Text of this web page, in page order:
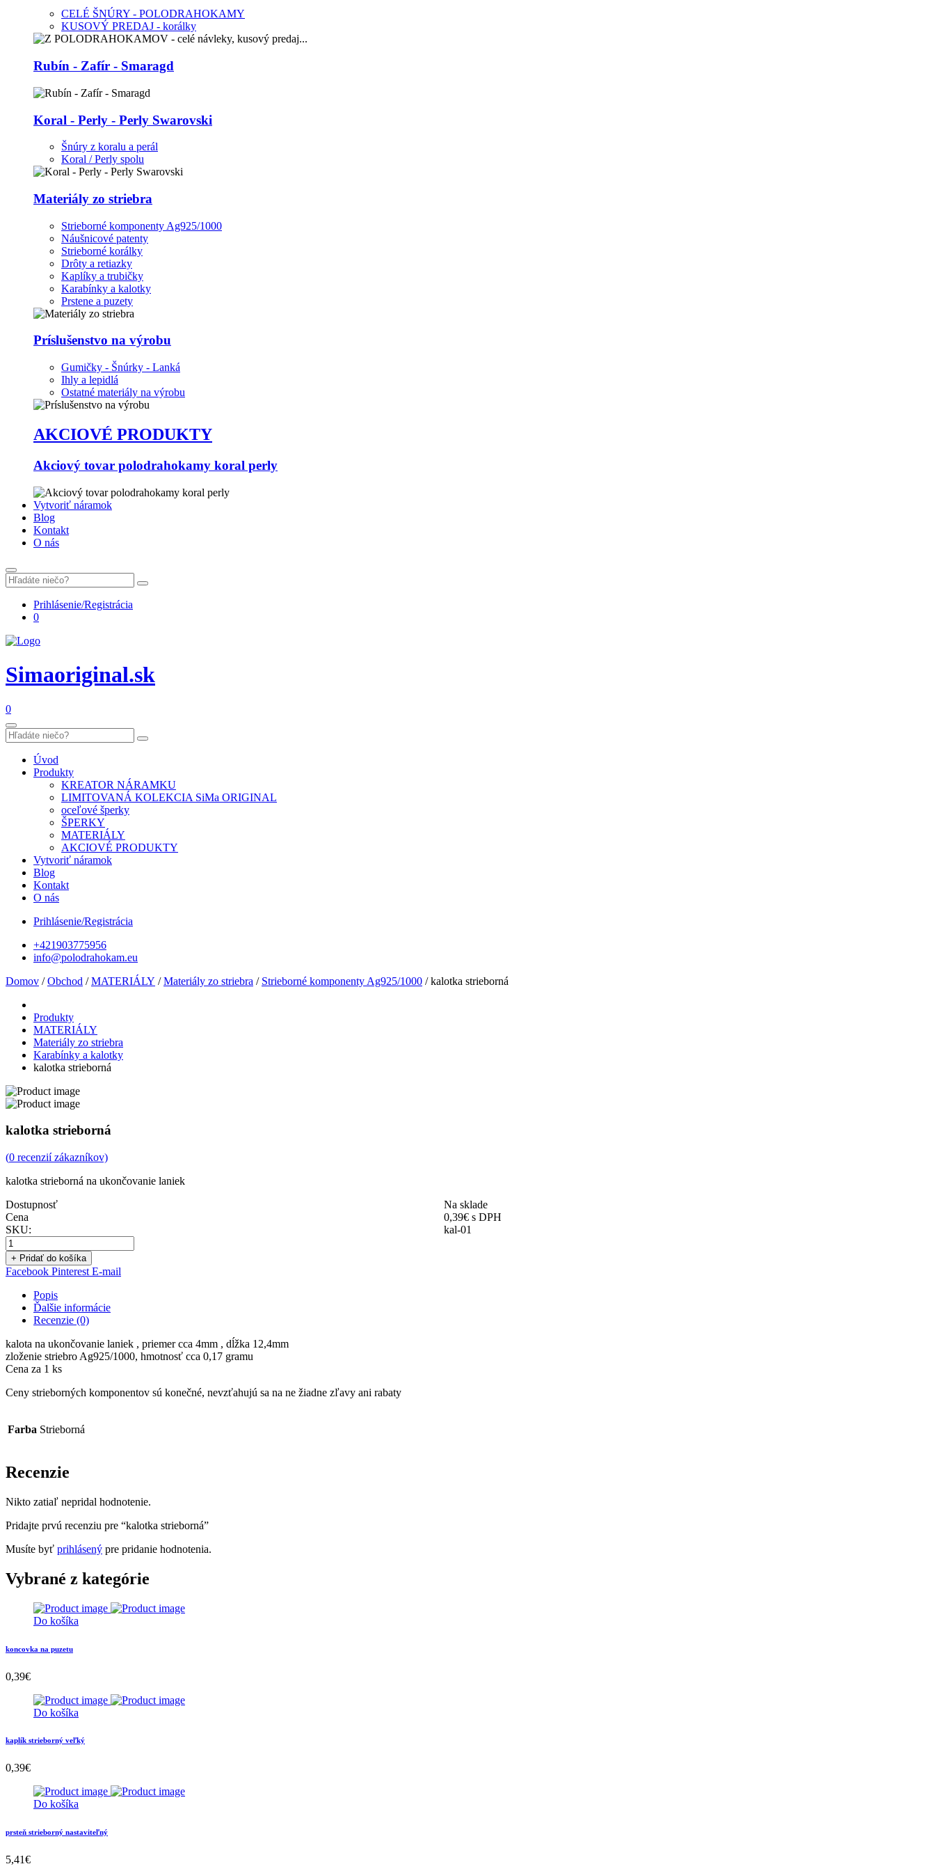
CELÉ ŠNÚRY - POLODRAHOKAMY
KUSOVÝ PREDAJ - korálky
Rubín - Zafír - Smaragd
Koral - Perly - Perly Swarovski
Šnúry z koralu a perál
Koral / Perly spolu
Materiály zo striebra
Strieborné komponenty Ag925/1000
Náušnicové patenty
Strieborné korálky
Drôty a retiazky
Kaplíky a trubičky
Karabínky a kalotky
Prstene a puzety
Príslušenstvo na výrobu
Gumičky - Šnúrky - Lanká
Ihly a lepidlá
Ostatné materiály na výrobu
AKCIOVÉ PRODUKTY
Akciový tovar polodrahokamy koral perly
Vytvoriť náramok
Blog
Kontakt
O nás
Prihlásenie/Registrácia
0
Simaoriginal.sk
0
Úvod
Produkty
KREATOR NÁRAMKU
LIMITOVANÁ KOLEKCIA SiMa ORIGINAL
oceľové šperky
ŠPERKY
MATERIÁLY
AKCIOVÉ PRODUKTY
Vytvoriť náramok
Blog
Kontakt
O nás
Prihlásenie/Registrácia
+421903775956
info@polodrahokam.eu
Domov /Obchod /MATERIÁLY /Materiály zo striebra / Strieborné komponenty Ag925/1000 / kalotka strieborná
Produkty
MATERIÁLY
Materiály zo striebra
Karabínky a kalotky
kalotka strieborná
kalotka strieborná
(0 recenzií zákazníkov)
kalotka strieborná na ukončovanie laniek
Dostupnosť
Na sklade
Cena
0,39€ s DPH
SKU:
kal-01
+ Pridať do košíka
Facebook Pinterest E-mail
Popis
Ďalšie informácie
Recenzie (0)
kalota na ukončovanie laniek , priemer cca 4mm , dĺžka 12,4mm
zloženie striebro Ag925/1000, hmotnosť cca 0,17 gramu
Cena za 1 ks
Ceny strieborných komponentov sú konečné, nevzťahujú sa na ne žiadne zľavy ani rabaty
Farba Strieborná
Recenzie
Nikto zatiaľ nepridal hodnotenie.
Pridajte prvú recenziu pre “kalotka strieborná”
Musíte byť prihlásený pre pridanie hodnotenia.
Vybrané z kategórie
Do košíka
koncovka na puzetu
0,39€
Do košíka
kaplík strieborný veľký
0,39€
Do košíka
prsteň strieborný nastaviteľný
5,41€